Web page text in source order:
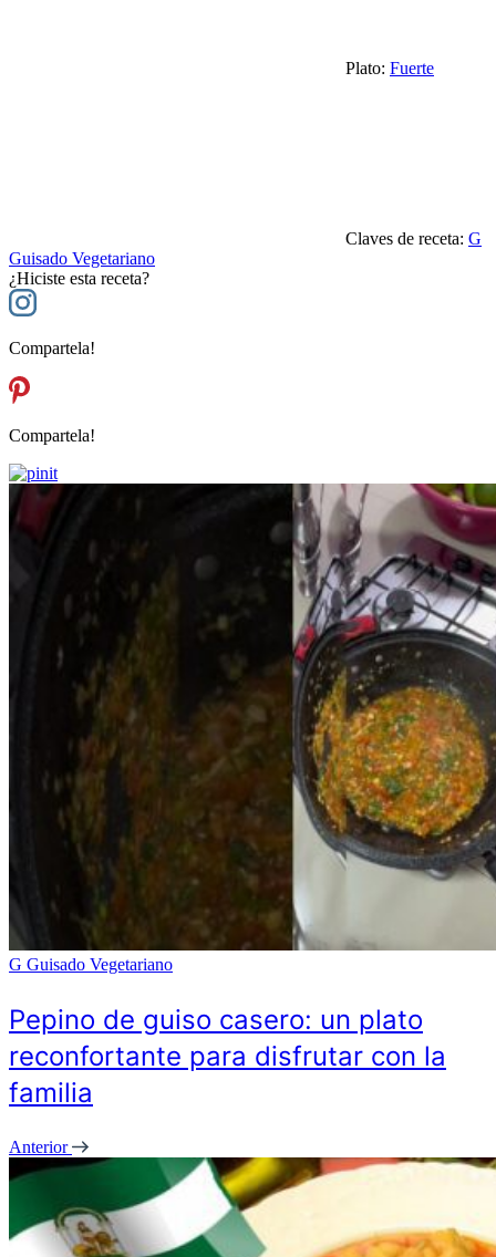
Plato: Fuerte
Claves de receta: G
Guisado Vegetariano
¿Hiciste esta receta?
Compartela!
Compartela!
G Guisado Vegetariano
Pepino de guiso casero: un plato
reconfortante para disfrutar con la
familia
Anterior